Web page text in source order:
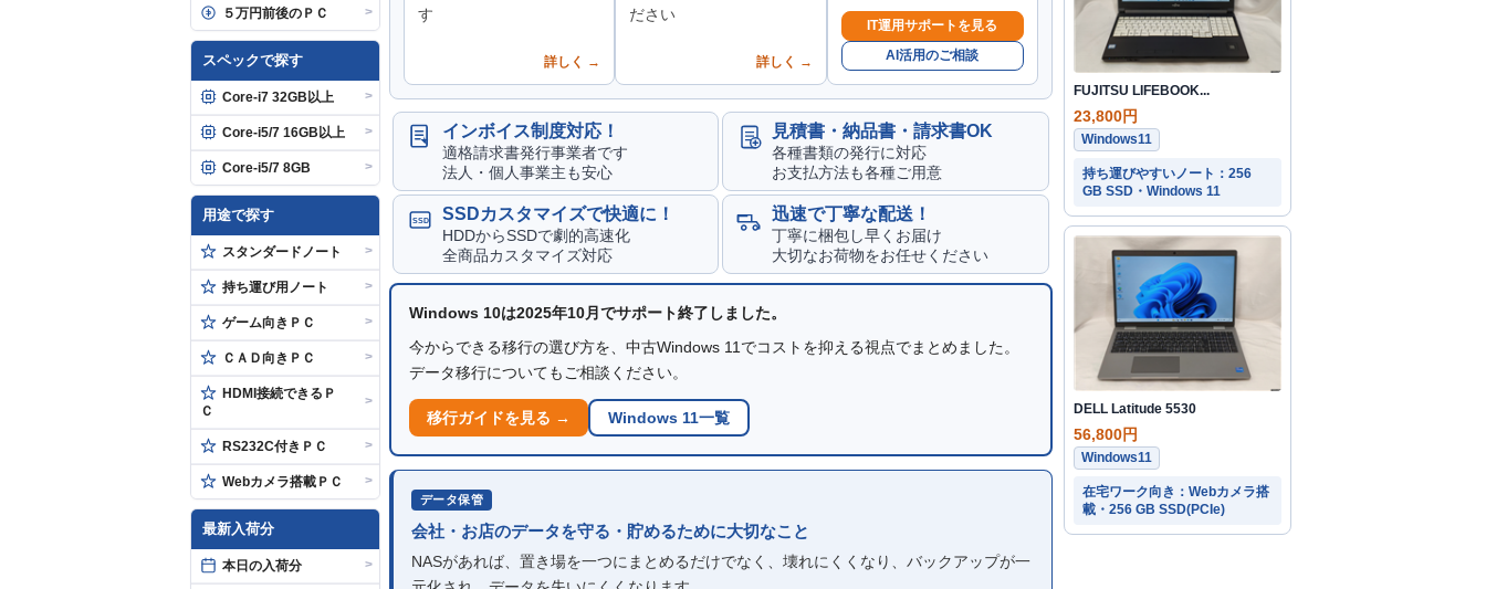
５万円前後のＰＣ >
スペックで探す
Core-i7 32GB以上 >
Core-i5/7 16GB以上 >
Core-i5/7 8GB >
用途で探す
スタンダードノート >
持ち運び用ノート >
ゲーム向きＰＣ >
ＣＡＤ向きＰＣ >
HDMI接続できるＰ
Ｃ
>
RS232C付きＰＣ >
Webカメラ搭載ＰＣ >
最新入荷分
本日の入荷分 >
す
詳しく →
ださい
詳しく →
IT運用サポートを見る
AI活用のご相談
インボイス制度対応！
適格請求書発行事業者です
法人・個人事業主も安心
見積書・納品書・請求書OK
各種書類の発行に対応
お支払方法も各種ご用意
SSD SSDカスタマイズで快適に！
HDDからSSDで劇的高速化
全商品カスタマイズ対応
迅速で丁寧な配送！
丁寧に梱包し早くお届け
大切なお荷物をお任せください
Windows 10は2025年10月でサポート終了しました。
今からできる移行の選び方を、中古Windows 11でコストを抑える視点でまとめました。
データ移行についてもご相談ください。
移行ガイドを見る → Windows 11一覧
データ保管
会社・お店のデータを守る・貯めるために大切なこと
NASがあれば、置き場を一つにまとめるだけでなく、壊れにくくなり、バックアップが一
FUJITSU LIFEBOOK...
23,800円
Windows11
持ち運びやすいノート：256
GB SSD・Windows 11
DELL Latitude 5530
56,800円
Windows11
在宅ワーク向き：Webカメラ搭
載・256 GB SSD(PCIe)